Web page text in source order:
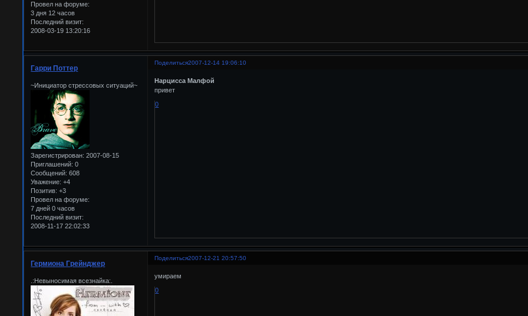
Провел на форуме:
3 дня 12 часов
Последний визит:
2008-03-19 13:20:16
Поделиться2007-12-14 19:06:10
Гарри Поттер
~Инициатор стрессовых ситуаций~
Зарегистрирован: 2007-08-15
Приглашений: 0
Сообщений: 608
Уважение: +4
Позитив: +3
Провел на форуме:
7 дней 0 часов
Последний визит:
2008-11-17 22:02:33
Нарцисса Малфой
привет
0
Поделиться2007-12-21 20:57:50
Гермиона Грейнджер
.:Невыносимая всезнайка:.
умираем
0